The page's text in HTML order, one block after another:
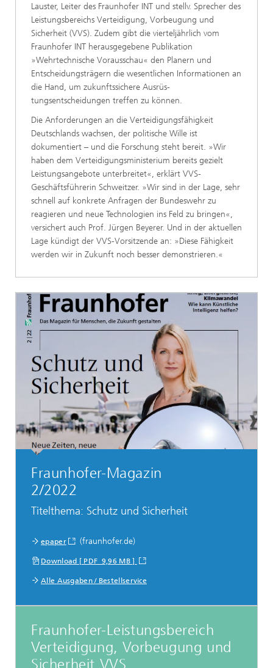
Lauster, Lei­ter des Fraunhofer INT und stellv. Sprecher des
Leistungsbereichs Verteidigung, Vorbeugung und
Sicherheit (VVS). Zudem gibt die vierteljährlich vom
Fraunhofer INT herausgegebene Publikation
»Wehrtechnische Vorausschau« den Planern und
Entscheidungsträgern die wesentlichen Informa­tionen an
die Hand, um zukunftssichere Ausrüs­
tungsentscheidungen treffen zu können.
Die Anforderungen an die Verteidigungsfähigkeit
Deutschlands wachsen, der politische Wille ist
dokumentiert – und die Forschung steht bereit. »Wir
haben dem Verteidigungsministe­rium bereits gezielt
Leistungsangebote unterbrei­tet«, erklärt VVS-
Geschäftsführerin Schweitzer. »Wir sind in der Lage, sehr
schnell auf konkrete Anfragen der Bundeswehr zu
reagieren und neue Technologien ins Feld zu bringen«,
versichert auch Prof. Jürgen Beyerer. Und in der aktuellen
Lage kündigt der VVS-Vorsitzende an: »Diese Fähig­keit
werden wir in Zukunft noch besser demons­trieren.« ­
Fraunhofer-Magazin
2/2022
Titelthema: Schutz und Sicherheit
epaper (fraunhofer.de)
Download [ PDF 9,96 MB ]
Alle Ausgaben / Bestellservice
Fraunhofer-Leistungsbereich
Verteidigung, Vorbeugung und
Sicherheit VVS